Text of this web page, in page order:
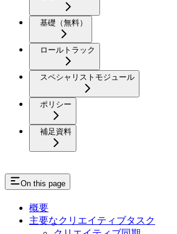
基礎（無料）
ロールトラック
スペシャリストモジュール
ポリシー
補足資料
On this page
概要
主要なクリエイティブタスク